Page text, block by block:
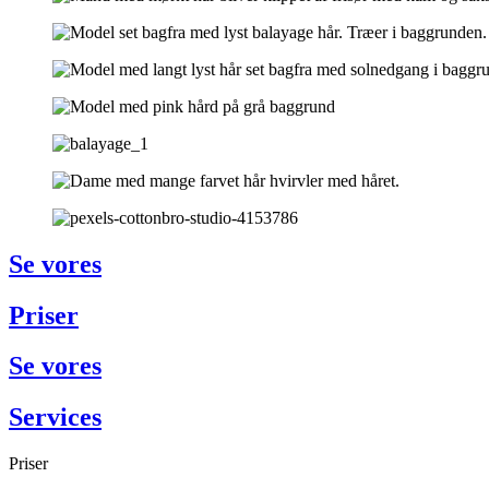
Se vores
Priser
Se vores
Services
Priser